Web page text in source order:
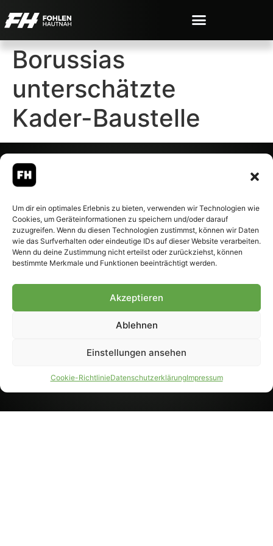
Um dir ein optimales Erlebnis zu bieten, verwenden wir Technologien wie
Cookies, um Geräteinformationen zu speichern und/oder darauf
zuzugreifen. Wenn du diesen Technologien zustimmst, können wir Daten
wie das Surfverhalten oder eindeutige IDs auf dieser Website verarbeiten.
Wenn du deine Zustimmung nicht erteilst oder zurückziehst, können
bestimmte Merkmale und Funktionen beeinträchtigt werden.
Akzeptieren
Ablehnen
Einstellungen ansehen
Cookie-RichtlinieDatenschutzerklärungImpressum
Borussias
unterschätzte
Kader-Baustelle
– Alle rechte vorbehalten.
Fohlen-Hautnah.de ist ein
offiziell eingetragenes Magazin
bei der Deutschen
Nationalbibliothek (ISSN 1868-
Weiterverarbeitung, auch
Genehmigung.
PARTNER WERDEN
AGB